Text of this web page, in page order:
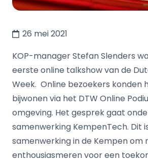
26 mei 2021
KOP-manager Stefan Slenders
eerste online talkshow van de
Week. Online bezoekers konden
bijwonen via het DTW Online
omgeving. Het gesprek gaat
samenwerking KempenTech. Dit
samenwerking in de Kempen om
enthousiasmeren voor een